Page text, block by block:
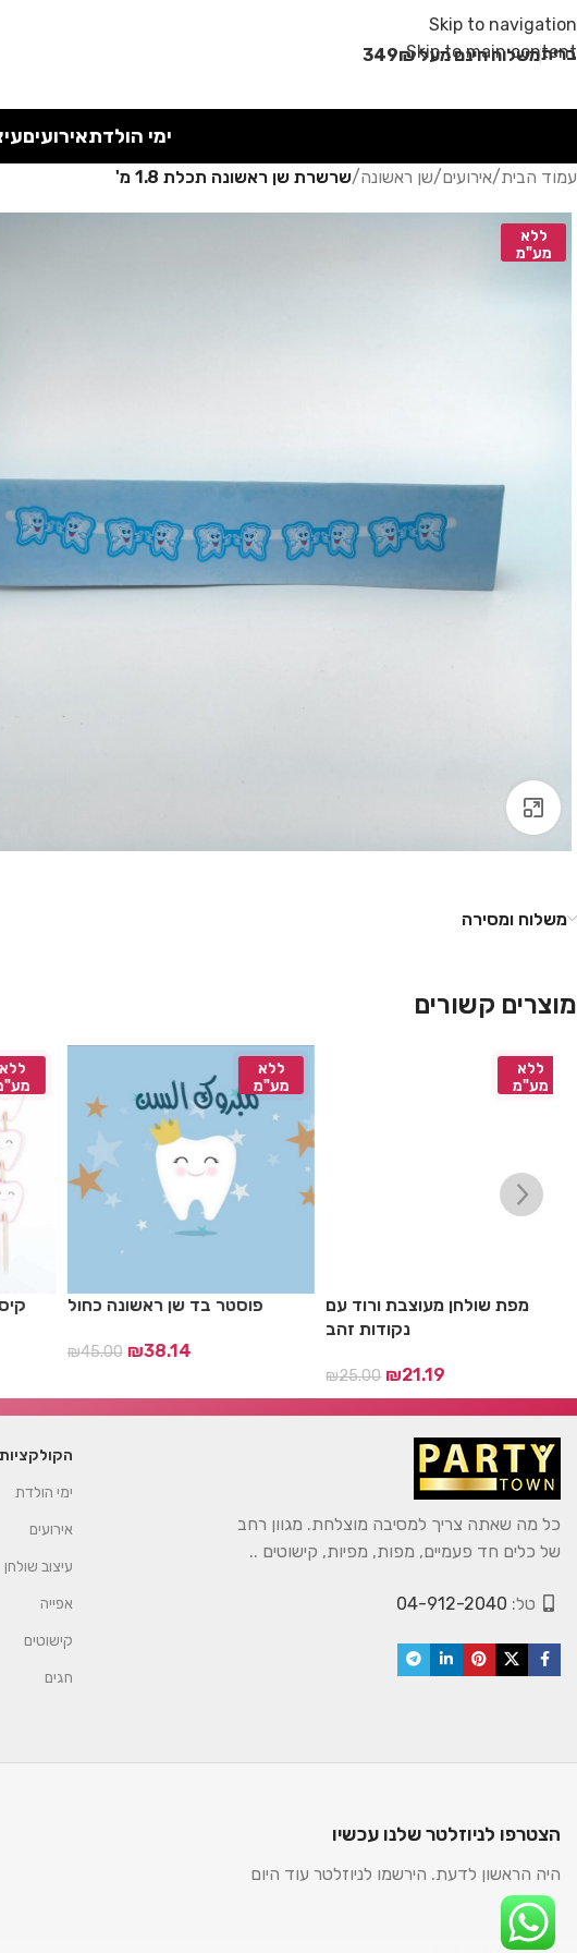
Skip to navigation
Skip to main content
מבצע קיץ! כל
משלוח חינם מעל 349₪
ימי הולדתאירועים
עמוד הבית/אירועים/שן ראשונה/שרשרת שן ראשונה תכלת 1.8 מ'
ללא
מע"מ
משלוח ומסירה
מוצרים קשורים
ללא
מע"מ
פוסטר בד שן ראשונה כחול
45.00 ₪ 38.14
ללא
מע"מ
מפת שולחן מעוצבת ורוד עם
נקודות זהב
25.00 ₪ 21.19
כל מה שאתה צריך למסיבה מוצלחת. מגוון רחב
של כלים חד פעמיים, מפות, מפיות, קישוטים ..
טל: 04-912-2040
ימי הולדת
אירועים
עיצוב שולחן
אפייה
קישוטים
חגים
הצטרפו לניוזלטר שלנו עכשיו
היה הראשון לדעת. הירשמו לניוזלטר עוד היום